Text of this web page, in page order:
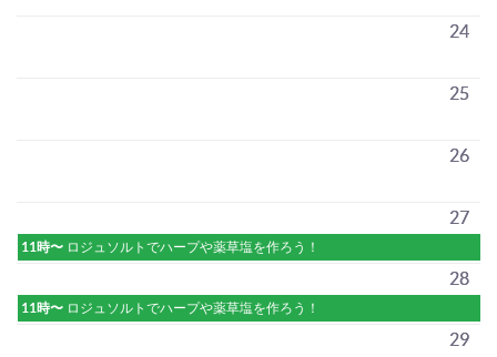
11時〜 ロジュソルトでハープや薬草塩を作ろう！
11時〜 ロジュソルトでハープや薬草塩を作ろう！
24
25
26
27
28
29